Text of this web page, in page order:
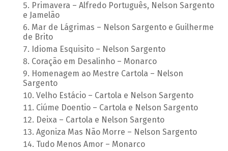
Primavera – Alfredo Português, Nelson Sargento
e Jamelão
Mar de Lágrimas – Nelson Sargento e Guilherme
de Brito
Idioma Esquisito – Nelson Sargento
Coração em Desalinho – Monarco
Homenagem ao Mestre Cartola – Nelson
Sargento
Velho Estácio – Cartola e Nelson Sargento
Ciúme Doentio – Cartola e Nelson Sargento
Deixa – Cartola e Nelson Sargento
Agoniza Mas Não Morre – Nelson Sargento
Tudo Menos Amor – Monarco